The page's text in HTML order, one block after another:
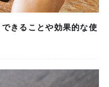
きることや効果的な使